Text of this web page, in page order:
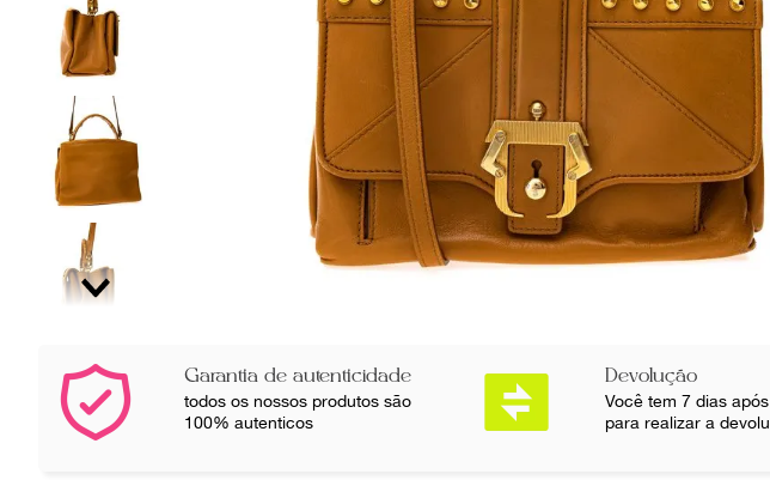
Garantia de autenticidade
todos os nossos produtos são
100% autenticos
Devolução
Você tem 7 dias
para realizar a